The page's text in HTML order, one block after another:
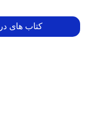
کتاب های